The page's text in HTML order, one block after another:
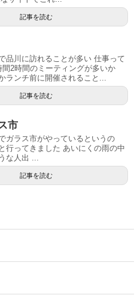
記事を読む
品川に訪れることが多い 仕事って
間2時間のミーティングが多いか
ランチ前に開催されること...
記事を読む
市
ガラス市がやっているというの
行ってきました あいにくの雨の中
な人出 ...
記事を読む